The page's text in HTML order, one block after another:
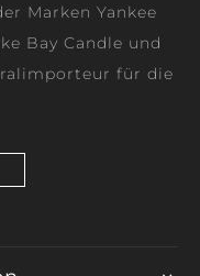
Marken Yankee
Bay Candle und
für die